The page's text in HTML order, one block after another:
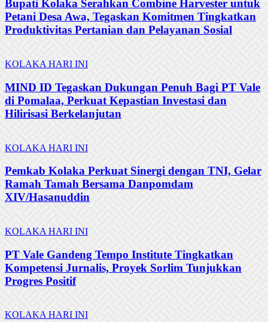
Bupati Kolaka Serahkan Combine Harvester untuk
Petani Desa Awa, Tegaskan Komitmen Tingkatkan
Produktivitas Pertanian dan Pelayanan Sosial
KOLAKA HARI INI
MIND ID Tegaskan Dukungan Penuh Bagi PT Vale
di Pomalaa, Perkuat Kepastian Investasi dan
Hilirisasi Berkelanjutan
KOLAKA HARI INI
Pemkab Kolaka Perkuat Sinergi dengan TNI, Gelar
Ramah Tamah Bersama Danpomdam
XIV/Hasanuddin
KOLAKA HARI INI
PT Vale Gandeng Tempo Institute Tingkatkan
Kompetensi Jurnalis, Proyek Sorlim Tunjukkan
Progres Positif
KOLAKA HARI INI